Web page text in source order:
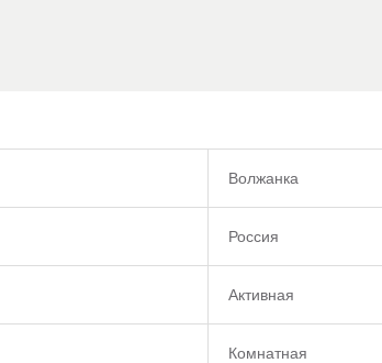
Волжанка
Россия
Активная
Комнатная